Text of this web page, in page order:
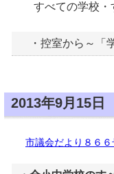
すべての学校・す
・控室から～「
2013年9月15
市議会だより８６